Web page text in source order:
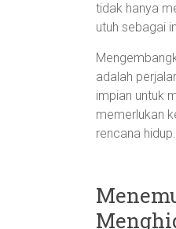
tidak hanya
utuh sebagai
adalah
impian untuk
memerlukan
rencana